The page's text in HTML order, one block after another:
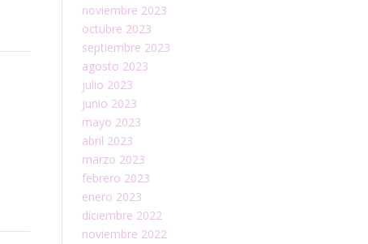
noviembre 2023
octubre 2023
septiembre 2023
agosto 2023
julio 2023
junio 2023
mayo 2023
abril 2023
marzo 2023
febrero 2023
enero 2023
diciembre 2022
noviembre 2022